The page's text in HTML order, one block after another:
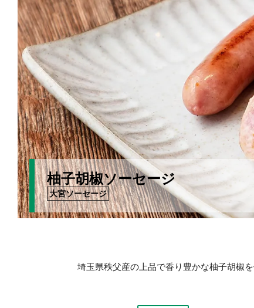
柚子胡椒ソーセージ
大宮ソーセージ
埼玉県秩父産の上品で香り豊かな柚子胡椒